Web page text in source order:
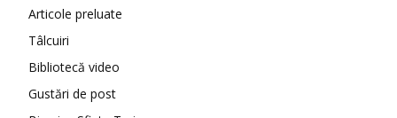
Articole preluate
Tâlcuiri
Bibliotecă video
Gustări de post